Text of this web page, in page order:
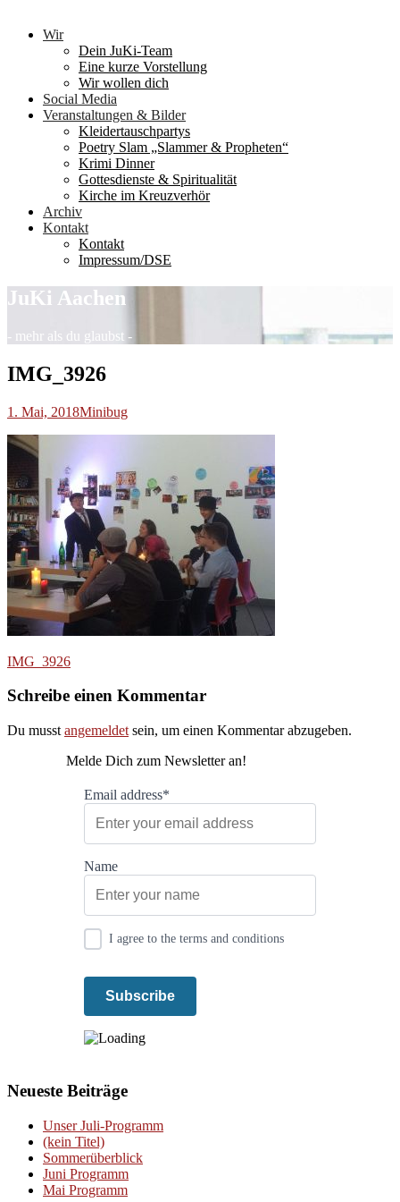
Wir
Dein JuKi-Team
Eine kurze Vorstellung
Wir wollen dich
Social Media
Veranstaltungen & Bilder
Kleidertauschpartys
Poetry Slam „Slammer & Propheten“
Krimi Dinner
Gottesdienste & Spiritualität
Kirche im Kreuzverhör
Archiv
Kontakt
Kontakt
Impressum/DSE
JuKi Aachen
- mehr als du glaubst -
IMG_3926
1. Mai, 2018Minibug
Beitragsnavigation
IMG_3926
Schreibe einen Kommentar
Du musst angemeldet sein, um einen Kommentar abzugeben.
Melde Dich zum Newsletter an!
Email address*
Name
I agree to the terms and conditions
Neueste Beiträge
Unser Juli-Programm
(kein Titel)
Sommerüberblick
Juni Programm
Mai Programm